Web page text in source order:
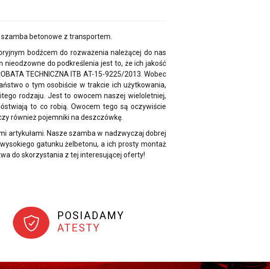
betonowe z transportem.
bodźcem do rozważenia należącej do nas
do podkreślenia jest to, że ich jakość
TECHNICZNA ITB AT-15-9225/2013. Wobec
o tym osobiście w trakcie ich użytkowania,
rodzaju. Jest to owocem naszej wieloletniej,
to co robią. Owocem tego są oczywiście
również pojemniki na deszczówkę.
artykułami. Nasze szamba w nadzwyczaj dobrej
gatunku żelbetonu, a ich prosty montaż
do skorzystania z tej interesującej oferty!
POSIADAMY
ATESTY